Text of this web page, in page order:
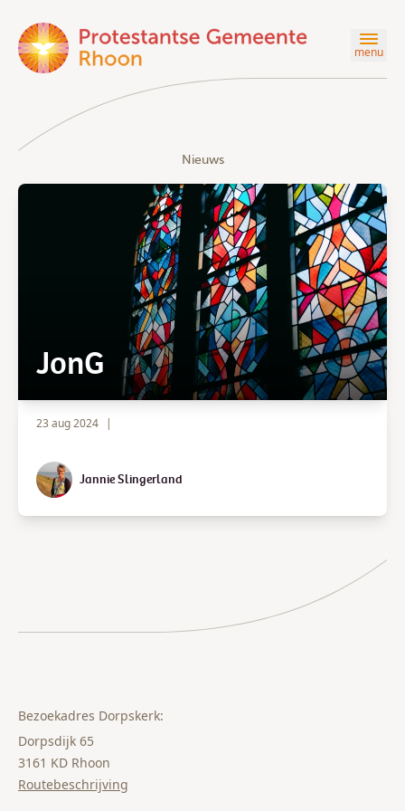
menu
Nieuws
JonG
23 aug 2024 |
Jannie Slingerland
Bezoekadres Dorpskerk:
Dorpsdijk 65
3161 KD Rhoon
Routebeschrijving